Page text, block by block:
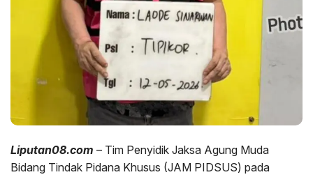
Liputan08.com – Tim Penyidik Jaksa Agung Muda
Bidang Tindak Pidana Khusus (JAM PIDSUS) pada